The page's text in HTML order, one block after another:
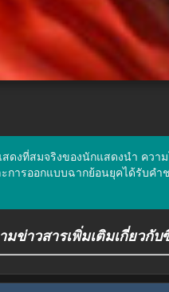
ดงที่สมจริงของนักแสดงนำ คว
ารออกแบบฉากย้อนยุคได้รับคำ
ข่าวสารเพิ่มเติมเกี่ยวกับ